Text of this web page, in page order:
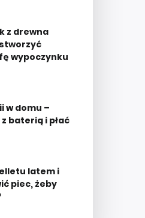
z drewna
wypoczynku
w domu –
baterią i płać
latem i
piec, żeby